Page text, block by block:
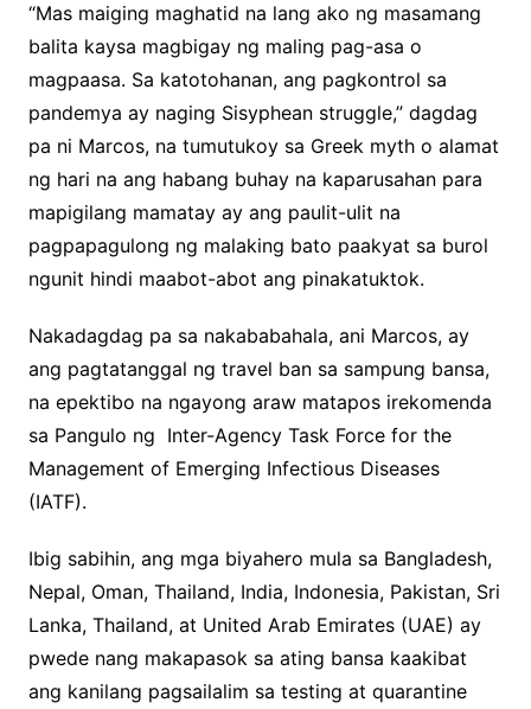
“Mas maiging maghatid na lang ako ng masamang
balita kaysa magbigay ng maling pag-asa o
magpaasa. Sa katotohanan, ang pagkontrol sa
pandemya ay naging Sisyphean struggle,” dagdag
pa ni Marcos, na tumutukoy sa Greek myth o alamat
ng hari na ang habang buhay na kaparusahan para
mapigilang mamatay ay ang paulit-ulit na
pagpapagulong ng malaking bato paakyat sa burol
ngunit hindi maabot-abot ang pinakatuktok.
Nakadagdag pa sa nakababahala, ani Marcos, ay
ang pagtatanggal ng travel ban sa sampung bansa,
na epektibo na ngayong araw matapos irekomenda
sa Pangulo ng Inter-Agency Task Force for the
Management of Emerging Infectious Diseases
(IATF).
Ibig sabihin, ang mga biyahero mula sa Bangladesh,
Nepal, Oman, Thailand, India, Indonesia, Pakistan, Sri
Lanka, Thailand, at United Arab Emirates (UAE) ay
pwede nang makapasok sa ating bansa kaakibat
ang kanilang pagsailalim sa testing at quarantine